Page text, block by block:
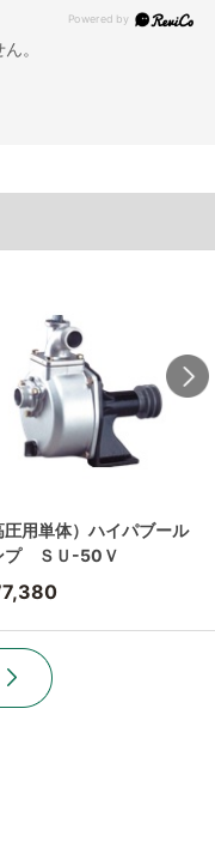
。
圧用単体）ハイパブール
プ ＳＵ-50Ｖ